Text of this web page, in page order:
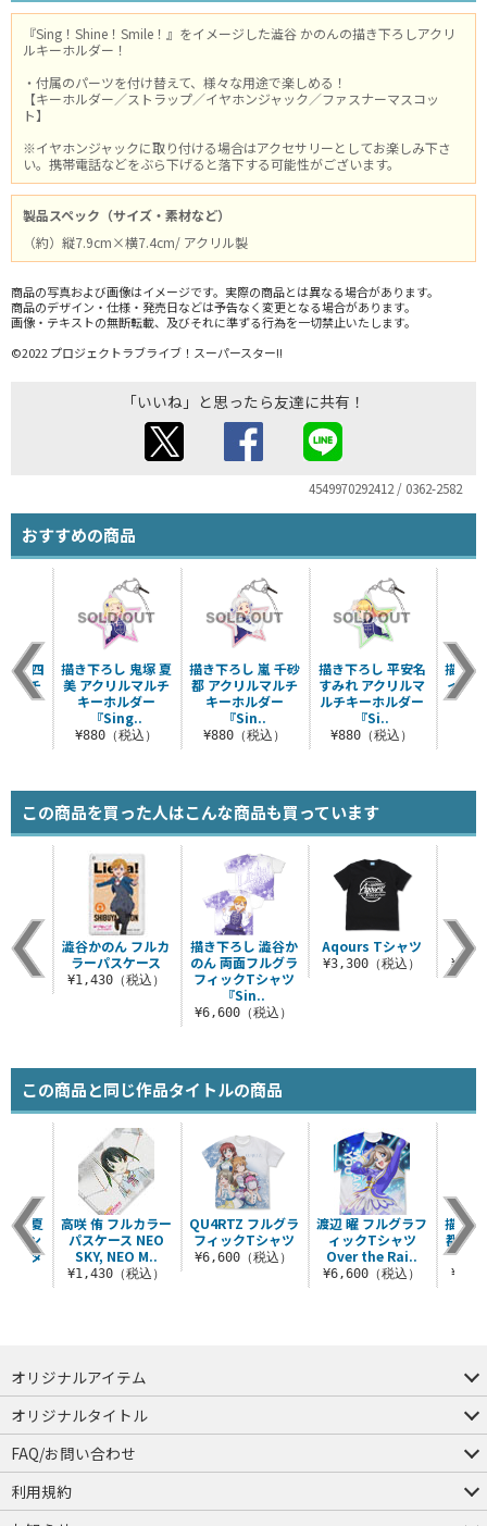
『Sing！Shine！Smile！』をイメージした澁谷 かのんの描き下ろしアクリ
ルキーホルダー！
・付属のパーツを付け替えて、様々な用途で楽しめる！
【キーホルダー／ストラップ／イヤホンジャック／ファスナーマスコッ
ト】
※イヤホンジャックに取り付ける場合はアクセサリーとしてお楽しみ下さ
い。携帯電話などをぶら下げると落下する可能性がございます。
製品スペック（サイズ・素材など）
（約）縦7.9cm×横7.4cm/ アクリル製
商品の写真および画像はイメージです。実際の商品とは異なる場合があります。
商品のデザイン・仕様・発売日などは予告なく変更となる場合があります。
画像・テキストの無断転載、及びそれに準ずる行為を一切禁止いたします。
©2022 プロジェクトラブライブ！スーパースター!!
「いいね」と思ったら友達に共有！
4549970292412 / 0362-2582
おすすめの商品
描き下ろし 嵐 千砂
都 アクリルマルチ
キーホルダー
『Sin..
¥880（税込）
描き下ろし 平安名
すみれ アクリルマ
ルチキーホルダー
『Si..
¥880（税込）
描き
イ ア
菜 四
ルチ
ー
描き下ろし 鬼塚 夏
美 アクリルマルチ
キーホルダー
『Sing..
¥880（税込）
この商品を買った人はこんな商品も買っています
描き下ろし 澁谷か
のん 両面フルグラ
フィックTシャツ
『Sin..
¥6,600（税込）
Aqours Tシャツ
¥3,300（税込）
ツ
込）
澁谷かのん フルカ
ラーパスケース
¥1,430（税込）
この商品と同じ作品タイトルの商品
QU4RTZ フルグラ
フィックTシャツ
¥6,600（税込）
渡辺 曜 フルグラフ
ィックTシャツ
Over the Rai..
¥6,600（税込）
描き下
都 ク
塚 夏
タン
ータ
高咲 侑 フルカラー
パスケース NEO
SKY, NEO M..
¥1,430（税込）
オリジナルアイテム
つままれ
つかまれ
ピョコッテ
オリジナルタイトル
アイテムヤ
ミスカトニック大學購買部
FAQ/お問い合わせ
FAQ
お問い合わせ
利用規約
会員規約・ポイント規約
特定商取引法に関する表示
プライバシーポリシー